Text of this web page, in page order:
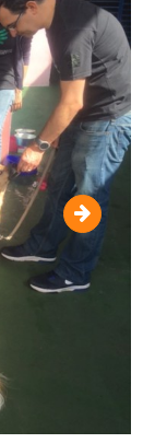
image14